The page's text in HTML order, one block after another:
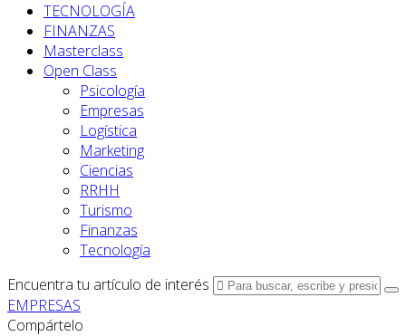
TECNOLOGÍA
FINANZAS
Masterclass
Open Class
Psicología
Empresas
Logística
Marketing
Ciencias
RRHH
Turismo
Finanzas
Tecnología
Encuentra tu artículo de interés
EMPRESAS
Compártelo